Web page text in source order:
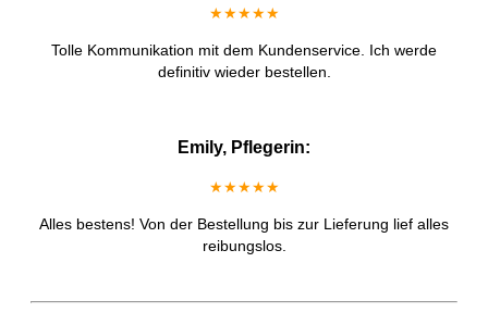
★★★★★
Tolle Kommunikation mit dem Kundenservice. Ich werde
definitiv wieder bestellen.
Emily, Pflegerin:
★★★★★
Alles bestens! Von der Bestellung bis zur Lieferung lief alles
reibungslos.